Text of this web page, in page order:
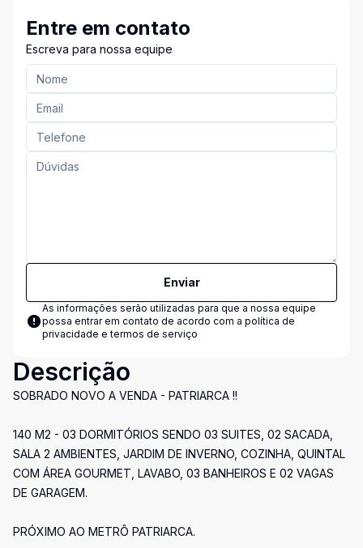
Entre em contato
Escreva para nossa equipe
Enviar
As informações serão utilizadas para que a nossa equipe
possa entrar em contato de acordo com a política de
privacidade e termos de serviço
Descrição
SOBRADO NOVO A VENDA - PATRIARCA !!
140 M2 - 03 DORMITÓRIOS SENDO 03 SUITES, 02 SACADA,
SALA 2 AMBIENTES, JARDIM DE INVERNO, COZINHA, QUINTAL
COM ÁREA GOURMET, LAVABO, 03 BANHEIROS E 02 VAGAS
DE GARAGEM.
PRÓXIMO AO METRÔ PATRIARCA.